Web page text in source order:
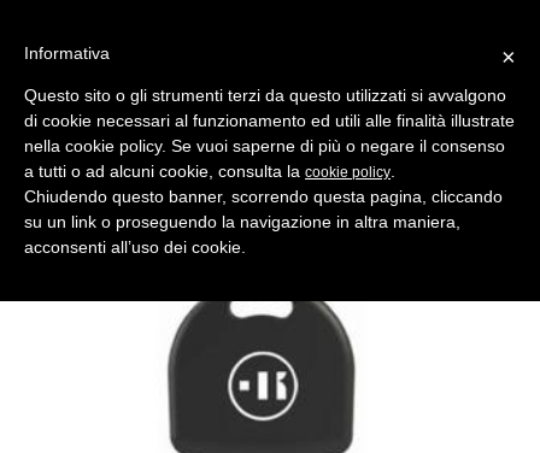
Indietro
POD KEYS NEW > PER CHIP IN VETRO SERIE MICRO
chiave auto vuota kc1tk per tasp.in ottone nk t/plastica
Produttore Key Line
×
Informativa
Questo sito o gli strumenti terzi da questo utilizzati si avvalgono
di cookie necessari al funzionamento ed utili alle finalità illustrate
nella cookie policy. Se vuoi saperne di più o negare il consenso
a tutti o ad alcuni cookie, consulta la cookie policy
Chiudendo questo banner, scorrendo questa pagina, cliccando
su un link o proseguendo la navigazione in altra maniera,
acconsenti all’uso dei cookie.